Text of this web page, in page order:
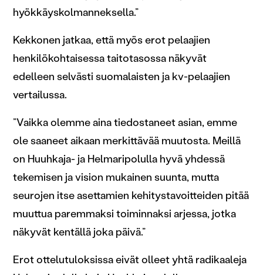
hyökkäyskolmanneksella.”
Kekkonen jatkaa, että myös erot pelaajien
henkilökohtaisessa taitotasossa näkyvät
edelleen selvästi suomalaisten ja kv-pelaajien
vertailussa.
”Vaikka olemme aina tiedostaneet asian, emme
ole saaneet aikaan merkittävää muutosta. Meillä
on Huuhkaja- ja Helmaripolulla hyvä yhdessä
tekemisen ja vision mukainen suunta, mutta
seurojen itse asettamien kehitystavoitteiden pitää
muuttua paremmaksi toiminnaksi arjessa, jotka
näkyvät kentällä joka päivä.”
Erot ottelutuloksissa eivät olleet yhtä radikaaleja